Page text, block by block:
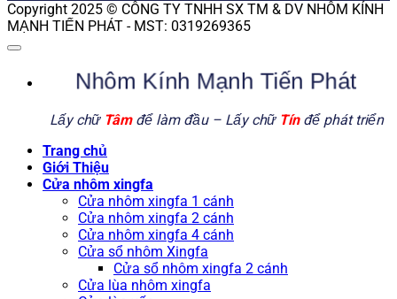
Copyright 2025 © CÔNG TY TNHH SX TM & DV NHÔM KÍNH
MẠNH TIẾN PHÁT - MST: 0319269365
Nhôm Kính Mạnh Tiến Phát
Lấy chữ Tâmđể làm đầu – Lấy chữ Tínđể phát triển
Trang chủ
Giới Thiệu
Cửa nhôm xingfa
Cửa nhôm xingfa 1 cánh
Cửa nhôm xingfa 2 cánh
Cửa nhôm xingfa 4 cánh
Cửa sổ nhôm Xingfa
Cửa sổ nhôm xingfa 2 cánh
Cửa lùa nhôm xingfa